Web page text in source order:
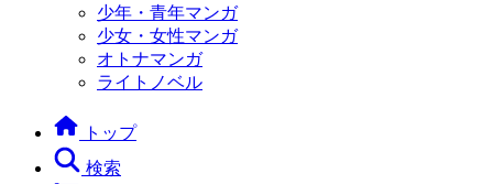
少年・青年マンガ
少女・女性マンガ
オトナマンガ
ライトノベル
トップ
検索